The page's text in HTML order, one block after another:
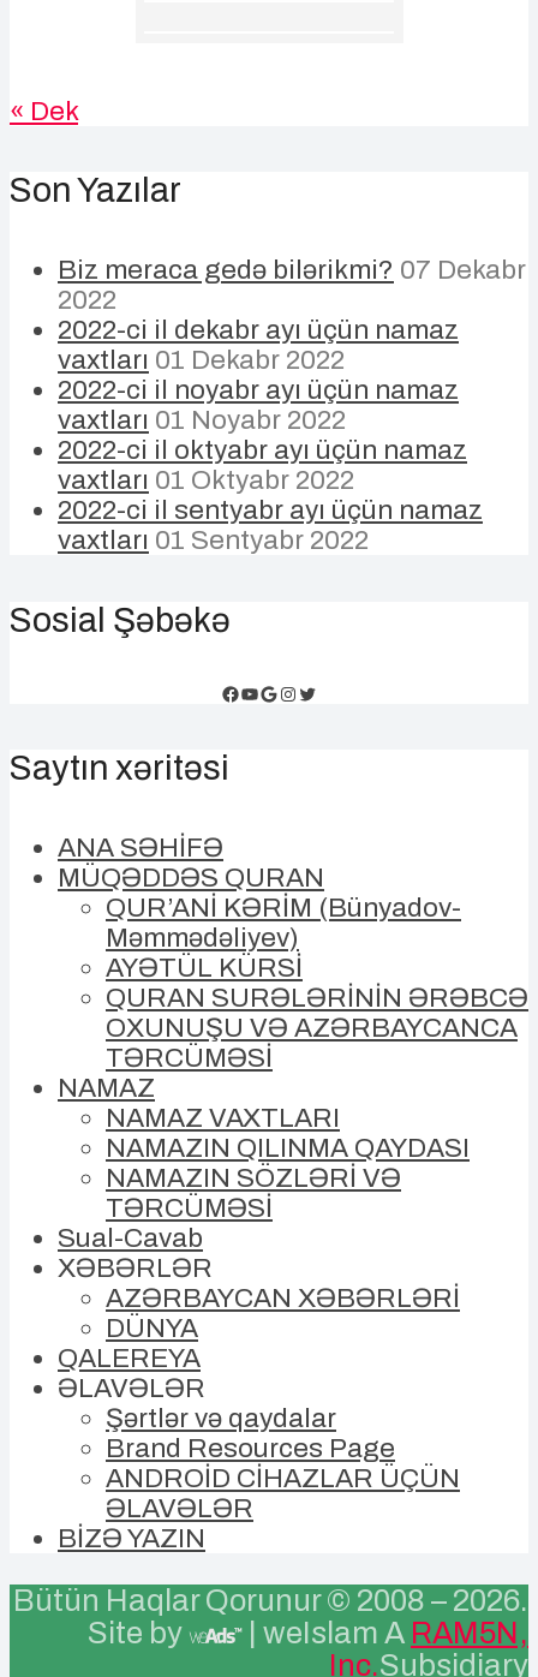
« Dek
Son Yazılar
Biz meraca gedə bilərikmi? 07 Dekabr
2022
2022-ci il dekabr ayı üçün namaz
vaxtları 01 Dekabr 2022
2022-ci il noyabr ayı üçün namaz
vaxtları 01 Noyabr 2022
2022-ci il oktyabr ayı üçün namaz
vaxtları 01 Oktyabr 2022
2022-ci il sentyabr ayı üçün namaz
vaxtları 01 Sentyabr 2022
Sosial Şəbəkə
Facebook
YouTube
Google
Instagram
Twitter
Saytın xəritəsi
ANA SƏHİFƏ
MÜQƏDDƏS QURAN
QUR’ANİ KƏRİM (Bünyadov-
Məmmədəliyev)
AYƏTÜL KÜRSİ
QURAN SURƏLƏRİNİN ƏRƏBCƏ
OXUNUŞU VƏ AZƏRBAYCANCA
TƏRCÜMƏSİ
NAMAZ
NAMAZ VAXTLARI
NAMAZIN QILINMA QAYDASI
NAMAZIN SÖZLƏRİ VƏ
TƏRCÜMƏSİ
Sual-Cavab
XƏBƏRLƏR
AZƏRBAYCAN XƏBƏRLƏRİ
DÜNYA
QALEREYA
ƏLAVƏLƏR
Şərtlər və qaydalar
Brand Resources Page
ANDROİD CİHAZLAR ÜÇÜN
ƏLAVƏLƏR
BİZƏ YAZIN
Bütün Haqlar Qorunur © 2008 – 2026.
Site by
| weIslam A RAM5N,
Inc.Subsidiary